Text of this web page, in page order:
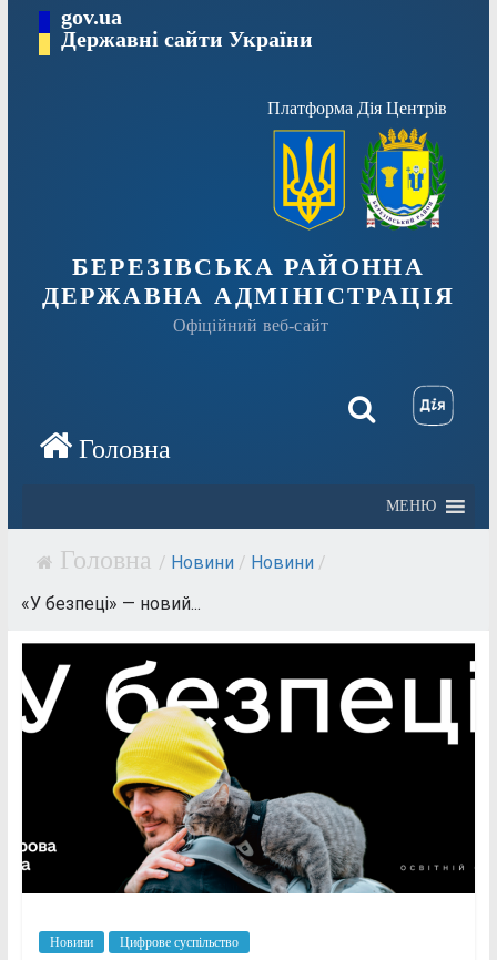
Перейтиgov.ua
Державні сайти України
Платформа Дія Центрів
БЕРЕЗІВСЬКА РАЙОННА
ДЕРЖАВНА АДМІНІСТРАЦІЯ
Офіційний веб-сайт
МЕНЮ
/ Новини / Новини /
«У безпеці» — новий...
Новини Цифрове суспільство